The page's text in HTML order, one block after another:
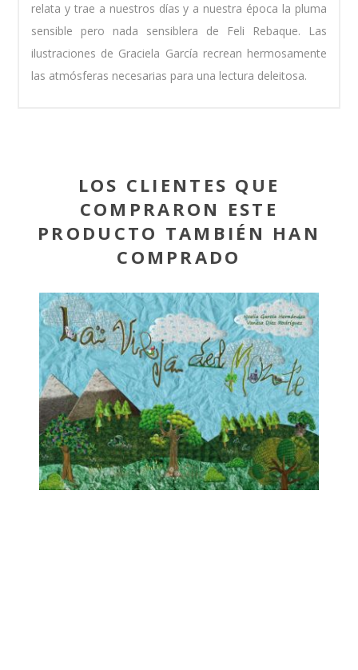
relata y trae a nuestros días y a nuestra época la pluma
sensible pero nada sensiblera de Feli Rebaque. Las
ilustraciones de Graciela García recrean hermosamente
las atmósferas necesarias para una lectura deleitosa.
LOS CLIENTES QUE
COMPRARON ESTE
PRODUCTO TAMBIÉN HAN
COMPRADO